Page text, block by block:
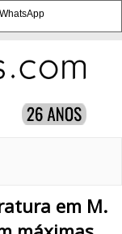
em M.